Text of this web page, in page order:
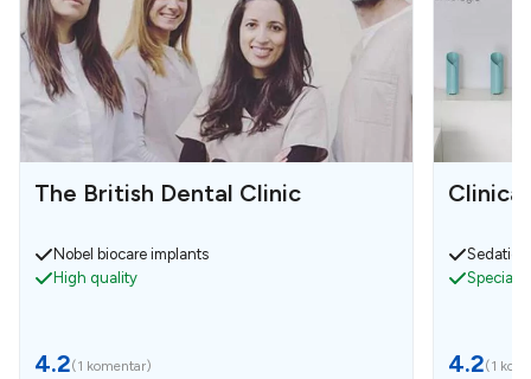
The British Dental Clinic
Nobel biocare implants
High quality
4.2(1 komentar)
Clinica
Sedation
4.2(1